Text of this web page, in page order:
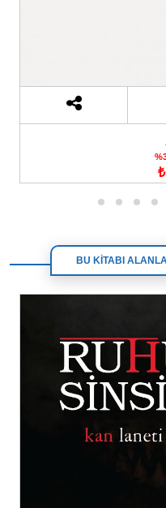
BU KİTABI